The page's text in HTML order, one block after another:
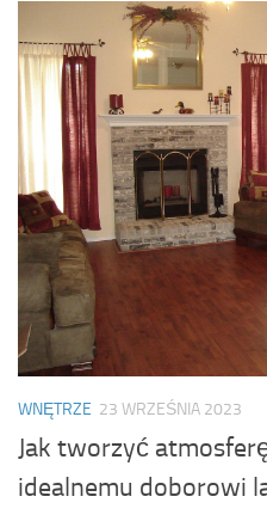
WNĘTRZE 23 WRZEŚNIA 2023
Jak tworzyć
idealnemu doborowi